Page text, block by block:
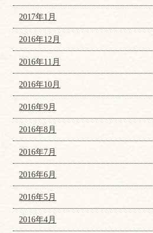
2017年1月
2016年12月
2016年11月
2016年10月
2016年9月
2016年8月
2016年7月
2016年6月
2016年5月
2016年4月